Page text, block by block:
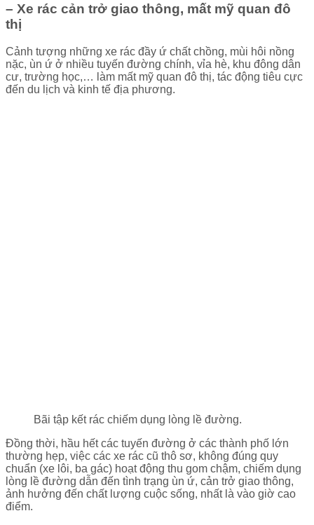
– Xe rác cản trở giao thông, mất mỹ quan đô
thị
Cảnh tượng những xe rác đầy ứ chất chồng, mùi hôi nồng
nặc, ùn ứ ở nhiều tuyến đường chính, vỉa hè, khu đông dân
cư, trường học,… làm mất mỹ quan đô thị, tác động tiêu cực
đến du lịch và kinh tế địa phương.
Bãi tập kết rác chiếm dụng lòng lề đường.
Đồng thời, hầu hết các tuyến đường ở các thành phố lớn
thường hẹp, việc các xe rác cũ thô sơ, không đúng quy
chuẩn (xe lôi, ba gác) hoạt động thu gom chậm, chiếm dụng
lòng lề đường dẫn đến tình trạng ùn ứ, cản trở giao thông,
ảnh hưởng đến chất lượng cuộc sống, nhất là vào giờ cao
điểm.